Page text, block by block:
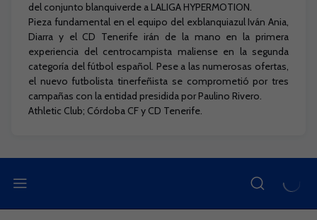
del conjunto blanquiverde a LALIGA HYPERMOTION.
Pieza fundamental en el equipo del exblanquiazul Iván Ania,
Diarra y el CD Tenerife irán de la mano en la primera
experiencia del centrocampista maliense en la segunda
categoría del fútbol español. Pese a las numerosas ofertas,
el nuevo futbolista tinerfeñista se comprometió por tres
campañas con la entidad presidida por Paulino Rivero.
Athletic Club; Córdoba CF y CD Tenerife.